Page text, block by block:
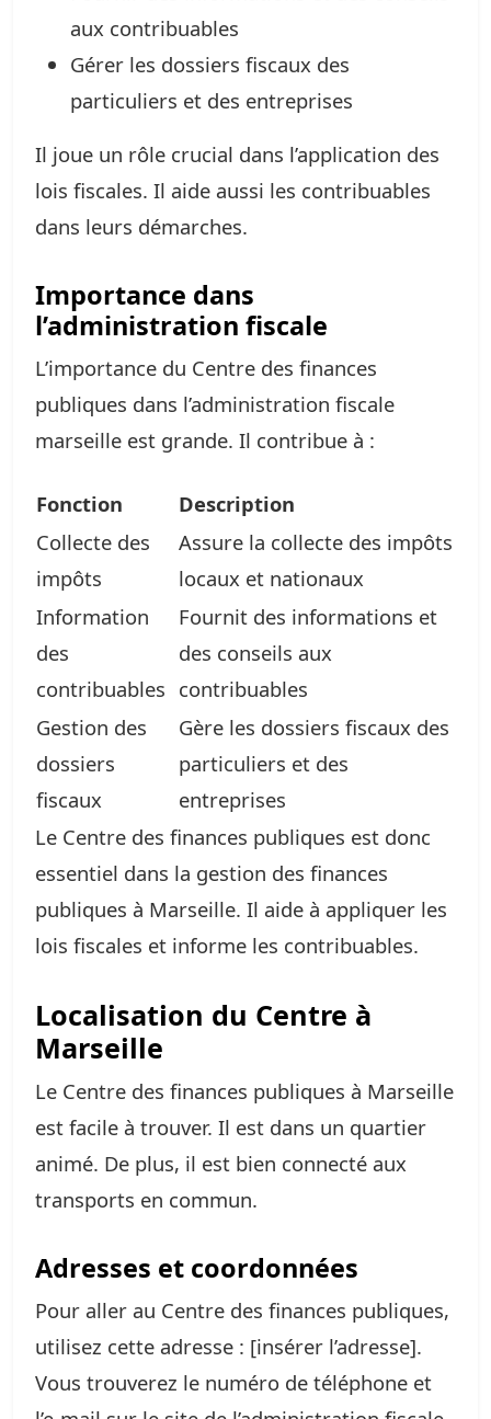
aux contribuables
Gérer les dossiers fiscaux des
particuliers et des entreprises
Il joue un rôle crucial dans l’application des
lois fiscales. Il aide aussi les contribuables
dans leurs démarches.
Importance dans
l’administration fiscale
L’importance du Centre des finances
publiques dans l’administration fiscale
marseille est grande. Il contribue à :
Fonction
Description
Collecte des
impôts
Assure la collecte des impôts
locaux et nationaux
Information
des
contribuables
Fournit des informations et
des conseils aux
contribuables
Gestion des
dossiers
fiscaux
Gère les dossiers fiscaux des
particuliers et des
entreprises
Le Centre des finances publiques est donc
essentiel dans la gestion des finances
publiques à Marseille. Il aide à appliquer les
lois fiscales et informe les contribuables.
Localisation du Centre à
Marseille
Le Centre des finances publiques à Marseille
est facile à trouver. Il est dans un quartier
animé. De plus, il est bien connecté aux
transports en commun.
Adresses et coordonnées
Pour aller au Centre des finances publiques,
utilisez cette adresse : [insérer l’adresse].
Vous trouverez le numéro de téléphone et